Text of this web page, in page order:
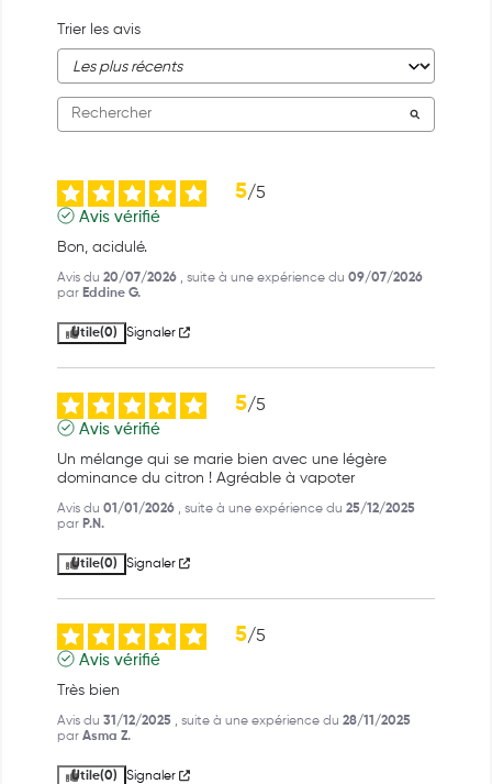
Trier les avis
5/5
Avis vérifié
Bon, acidulé.
Avis du 20/07/2026 , suite à une expérience du 09/07/2026
par Eddine G.
Utile(0) Signaler
5/5
Avis vérifié
Un mélange qui se marie bien avec une légère
dominance du citron ! Agréable à vapoter
Avis du 01/01/2026 , suite à une expérience du 25/12/2025
par P.N.
Utile(0) Signaler
5/5
Avis vérifié
Très bien
Avis du 31/12/2025 , suite à une expérience du 28/11/2025
par Asma Z.
Utile(0) Signaler